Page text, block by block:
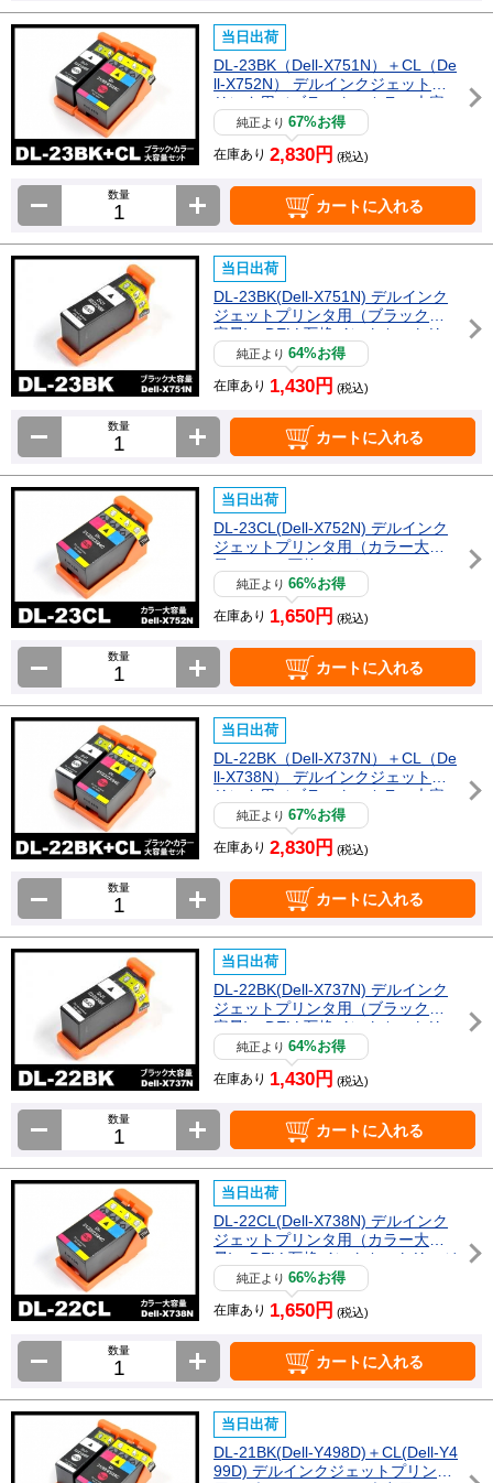
当日出荷
DL-23BK（Dell-X751N）＋CL（De
ll-X752N） デルインクジェットプ
リンタ用（ブラック・カラー大容
量) DELL互換インクカートリッジ
純正より67%お得
在庫あり 2,830円 (税込)
数量
カートに入れる
当日出荷
DL-23BK(Dell-X751N) デルインク
ジェットプリンタ用（ブラック大
容量) DELL互換インクカートリッ
純正より64%お得
在庫あり 1,430円 (税込)
数量
カートに入れる
当日出荷
DL-23CL(Dell-X752N) デルインク
ジェットプリンタ用（カラー大容
量) DELL互換インクカートリッジ
純正より66%お得
在庫あり 1,650円 (税込)
数量
カートに入れる
当日出荷
DL-22BK（Dell-X737N）＋CL（De
ll-X738N） デルインクジェットプ
リンタ用（ブラック・カラー大容
量) DELL互換インクカートリッジ
純正より67%お得
在庫あり 2,830円 (税込)
数量
カートに入れる
当日出荷
DL-22BK(Dell-X737N) デルインク
ジェットプリンタ用（ブラック大
容量) DELL互換インクカートリッ
純正より64%お得
在庫あり 1,430円 (税込)
数量
カートに入れる
当日出荷
DL-22CL(Dell-X738N) デルインク
ジェットプリンタ用（カラー大容
量) DELL互換インクカートリッジ
純正より66%お得
在庫あり 1,650円 (税込)
数量
カートに入れる
当日出荷
DL-21BK(Dell-Y498D)＋CL(Dell-Y4
99D) デルインクジェットプリンタ